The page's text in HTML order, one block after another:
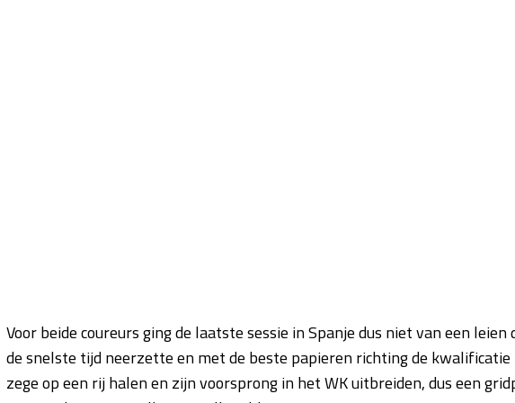
Voor beide coureurs ging de laatste sessie in Spanje dus niet van een
de snelste tijd neerzette en met de beste papieren richting de
zege op een rij halen en zijn voorsprong in het WK uitbreiden, dus een